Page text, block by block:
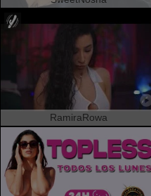
RamiraRowa